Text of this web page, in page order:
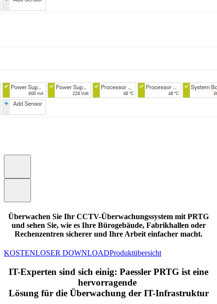
Überwachen Sie Ihr CCTV-Überwachungssystem mit PRTG
und sehen Sie, wie es Ihre Bürogebäude, Fabrikhallen oder
Rechenzentren sicherer und Ihre Arbeit einfacher macht.
KOSTENLOSER DOWNLOADProduktübersicht
IT-Experten sind sich einig: Paessler PRTG ist eine
hervorragende
Lösung für die Überwachung der IT-Infrastruktur